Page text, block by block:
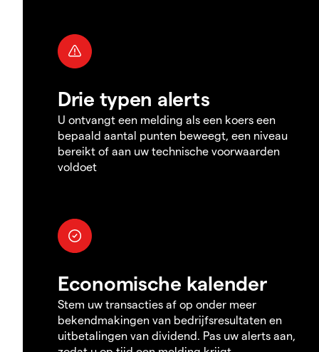
Drie typen alerts
U ontvangt een melding als een koers een
bepaald aantal punten beweegt, een niveau
bereikt of aan uw technische voorwaarden
voldoet
Economische kalender
Stem uw transacties af op onder meer
bekendmakingen van bedrijfsresultaten en
uitbetalingen van dividend. Pas uw alerts aan,